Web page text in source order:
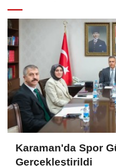
Karaman'da Spor
Gerçekleştirildi